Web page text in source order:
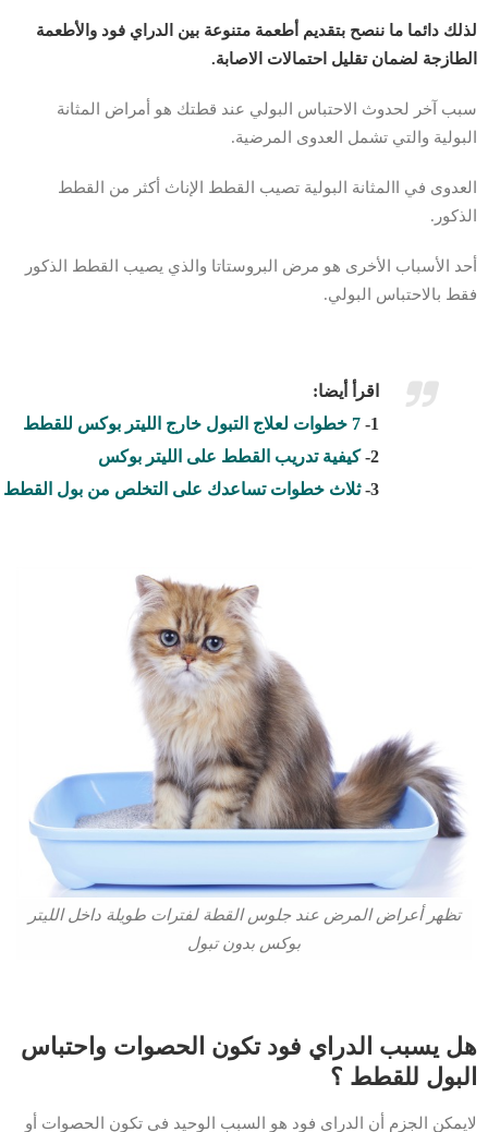
لذلك دائما ما ننصح بتقديم أطعمة متنوعة بين الدراي فود والأطعمة
الطازجة لضمان تقليل احتمالات الاصابة.
سبب آخر لحدوث الاحتباس البولي عند قطتك هو أمراض المثانة
البولية والتي تشمل العدوى المرضية.
العدوى في االمثانة البولية تصيب القطط الإناث أكثر من القطط
الذكور.
أحد الأسباب الأخرى هو مرض البروستاتا والذي يصيب القطط الذكور
فقط بالاحتباس البولي.
اقرأ أيضا:
1- 7 خطوات لعلاج التبول خارج الليتر بوكس للقطط
2- كيفية تدريب القطط على الليتر بوكس
3- ثلاث خطوات تساعدك على التخلص من بول القطط
تظهر أعراض المرض عند جلوس القطة لفترات طويلة داخل الليتر
بوكس بدون تبول
هل يسبب الدراي فود تكون الحصوات واحتباس
البول للقطط ؟
لايمكن الجزم أن الدراي فود هو السبب الوحيد في تكون الحصوات أو